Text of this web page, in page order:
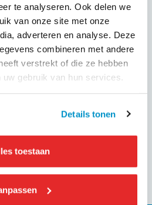
te analyseren. Ook delen we
van onze site met onze
adverteren en analyse. Deze
combineren met andere
verstrekt of die ze hebben
gebruik van hun services.
Details tonen
toestaan
op Schiphol.